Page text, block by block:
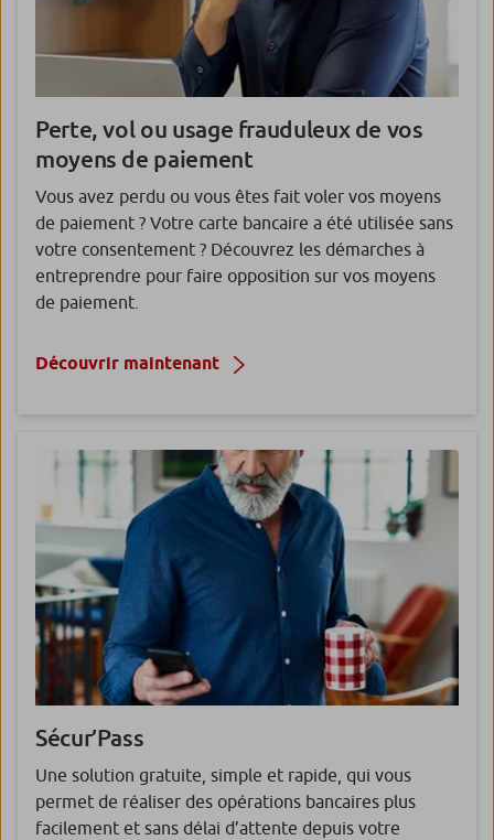
Perte, vol ou usage frauduleux de vos
moyens de paiement
Vous avez perdu ou vous êtes fait voler vos moyens
de paiement ? Votre carte bancaire a été utilisée sans
votre consentement ? Découvrez les démarches à
entreprendre pour faire opposition sur vos moyens
de paiement.
Découvrir maintenant
Sécur’Pass
Une solution gratuite, simple et rapide, qui vous
permet de réaliser des opérations bancaires plus
facilement et sans délai d’attente depuis votre